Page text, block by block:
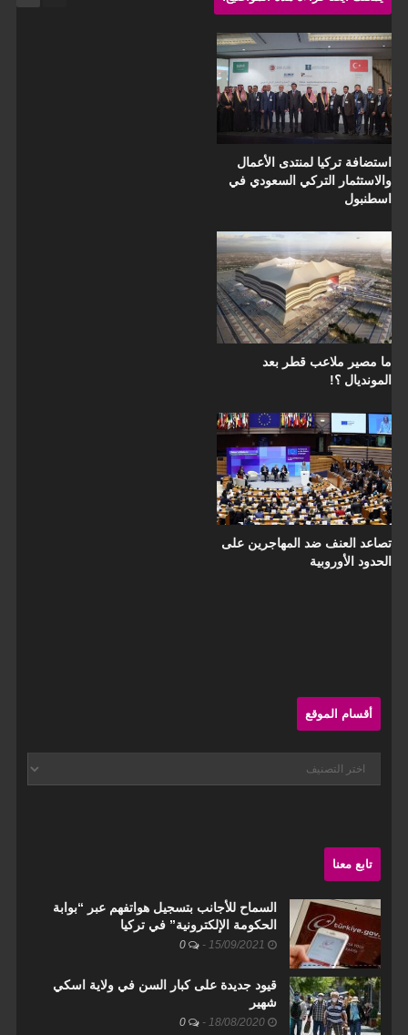
استضافة تركيا لمنتدى الأعمال
والاستثمار التركي السعودي في
اسطنبول
ما مصير ملاعب قطر بعد
المونديال ؟!
تصاعد العنف ضد المهاجرين على
الحدود الأوروبية
Sidebarأقسام الموقع
أقسام
تابع معنا
السماح للأجانب بتسجيل هواتفهم عبر “بوابة
الحكومة الإلكترونية” في تركيا
-
قيود جديدة على كبار السن في ولاية اسكي
شهير
-